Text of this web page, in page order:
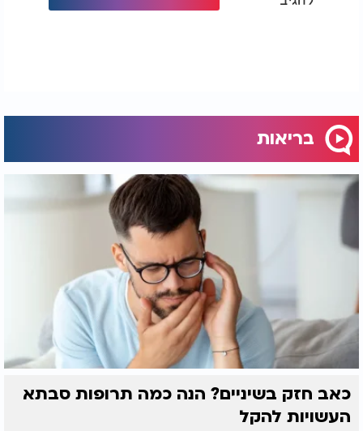
בריאות
כאב חזק בשיניים? הנה כמה תרופות סבתא
העשויות להקל